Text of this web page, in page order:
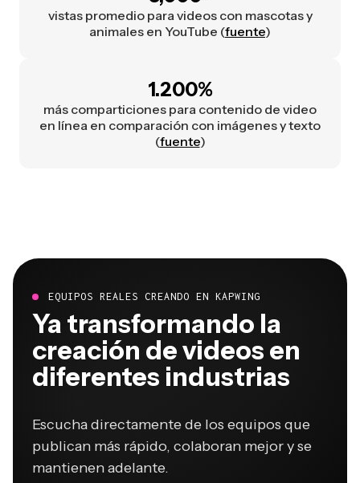
vistas promedio para videos con mascotas y
animales en YouTube (fuente)
1.200%
más comparticiones para contenido de video
en línea en comparación con imágenes y texto
(fuente)
EQUIPOS REALES CREANDO EN KAPWING
Ya transformando la
creación de videos en
diferentes industrias
Escucha directamente de los equipos que
publican más rápido, colaboran mejor y se
mantienen adelante.